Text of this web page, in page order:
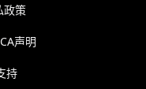
政策
声明
持